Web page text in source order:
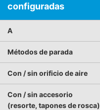
configuradas
A
Métodos de parada
Con / sin orificio de aire
Con / sin accesorio
(resorte, tapones de rosca)